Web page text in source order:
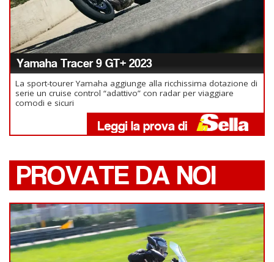
Yamaha Tracer 9 GT+ 2023
La sport-tourer Yamaha aggiunge alla ricchissima dotazione di
serie un cruise control “adattivo” con radar per viaggiare
comodi e sicuri
PROVATE DA NOI